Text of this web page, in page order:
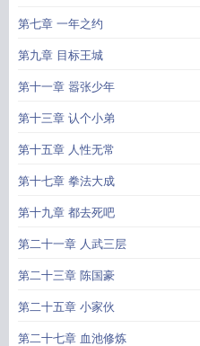
第七章 一年之约
第九章 目标王城
第十一章 嚣张少年
第十三章 认个小弟
第十五章 人性无常
第十七章 拳法大成
第十九章 都去死吧
第二十一章 人武三层
第二十三章 陈国豪
第二十五章 小家伙
第二十七章 血池修炼